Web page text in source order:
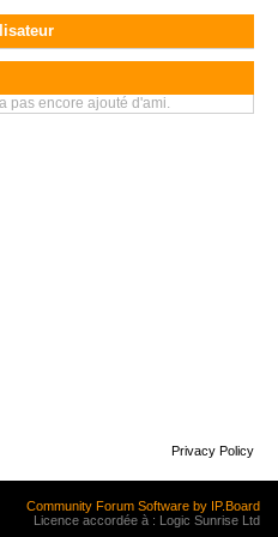
pas encore ajouté d'ami.
Privacy Policy
Community Forum Software by IP.Board
Licence accordée à : Logic Sunrise Ltd